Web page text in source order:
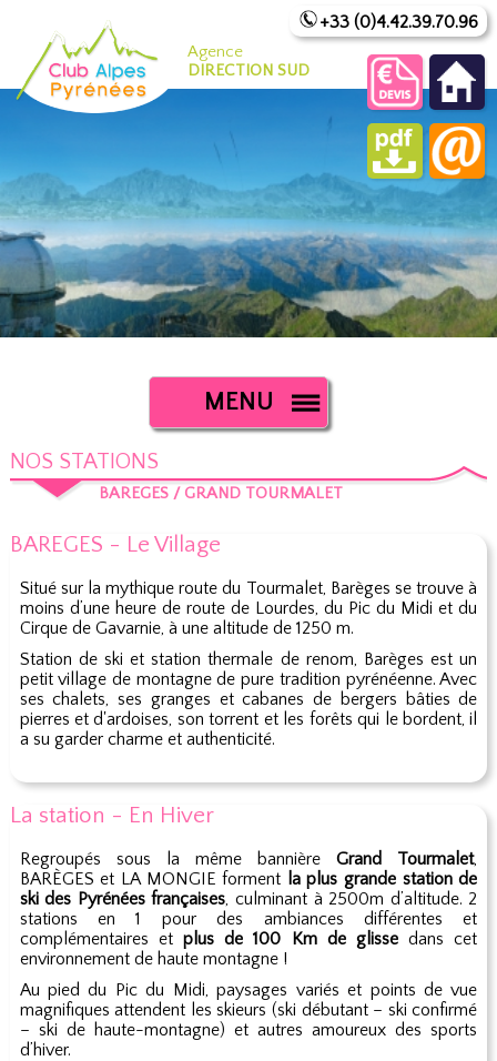
Agence
DIRECTION SUD
+33 (0)4.42.39.70.96
MENU
NOS STATIONS
BAREGES / GRAND TOURMALET
BAREGES - Le Village
Situé sur la mythique route du Tourmalet, Barèges se trouve à
moins d’une heure de route de Lourdes, du Pic du Midi et du
Cirque de Gavarnie, à une altitude de 1250 m.
Station de ski et station thermale de renom, Barèges est un
petit village de montagne de pure tradition pyrénéenne. Avec
ses chalets, ses granges et cabanes de bergers bâties de
pierres et d'ardoises, son torrent et les forêts qui le bordent, il
a su garder charme et authenticité.
La station - En Hiver
Regroupés sous la même bannièreGrand Tourmalet,
BARÈGES et LA MONGIE forment la plus grande station de
ski des Pyrénées françaises, culminant à 2500m d’altitude. 2
stations en 1 pour des ambiances différentes et
complémentaires et plus de 100 Km de glisse dans cet
environnement de haute montagne !
Au pied du Pic du Midi, paysages variés et points de vue
magnifiques attendent les skieurs (ski débutant – ski confirmé
– ski de haute-montagne) et autres amoureux des sports
d’hiver.